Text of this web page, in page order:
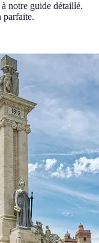
notre guide détaillé.
parfaite.